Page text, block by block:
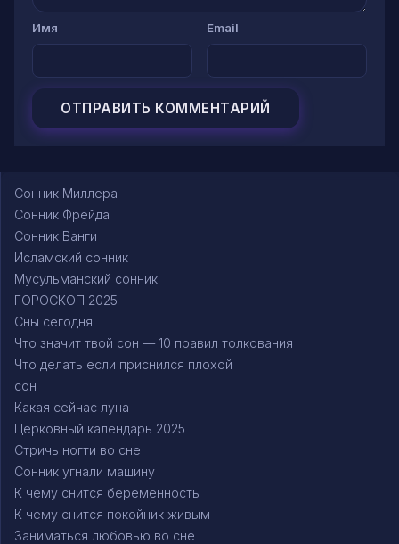
Имя Email
Сонник Миллера
Сонник Фрейда
Сонник Ванги
Исламский сонник
Мусульманский сонник
ГОРОСКОП 2025
Сны сегодня
Что значит твой сон — 10 правил толкования
Что делать если приснился плохой
сон
Какая сейчас луна
Церковный календарь 2025
Стричь ногти во сне
Сонник угнали машину
К чему снится беременность
К чему снится покойник живым
Заниматься любовью во сне